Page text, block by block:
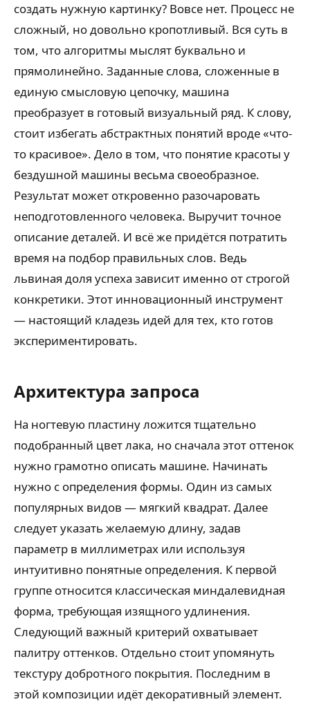
создать нужную картинку? Вовсе нет. Процесс не
сложный, но довольно кропотливый. Вся суть в
том, что алгоритмы мыслят буквально и
прямолинейно. Заданные слова, сложенные в
единую смысловую цепочку, машина
преобразует в готовый визуальный ряд. К слову,
стоит избегать абстрактных понятий вроде «что-
то красивое». Дело в том, что понятие красоты у
бездушной машины весьма своеобразное.
Результат может откровенно разочаровать
неподготовленного человека. Выручит точное
описание деталей. И всё же придётся потратить
время на подбор правильных слов. Ведь
львиная доля успеха зависит именно от строгой
конкретики. Этот инновационный инструмент
— настоящий кладезь идей для тех, кто готов
экспериментировать.
Архитектура запроса
На ногтевую пластину ложится тщательно
подобранный цвет лака, но сначала этот оттенок
нужно грамотно описать машине. Начинать
нужно с определения формы. Один из самых
популярных видов — мягкий квадрат. Далее
следует указать желаемую длину, задав
параметр в миллиметрах или используя
интуитивно понятные определения. К первой
группе относится классическая миндалевидная
форма, требующая изящного удлинения.
Следующий важный критерий охватывает
палитру оттенков. Отдельно стоит упомянуть
текстуру добротного покрытия. Последним в
этой композиции идёт декоративный элемент.